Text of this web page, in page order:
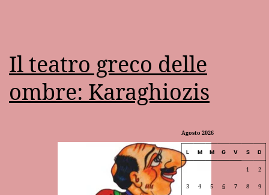
Il teatro greco delle
ombre: Karaghiozis
Agosto 2026
L M M G V S D
1 2
3 4 5 6 7 8 9